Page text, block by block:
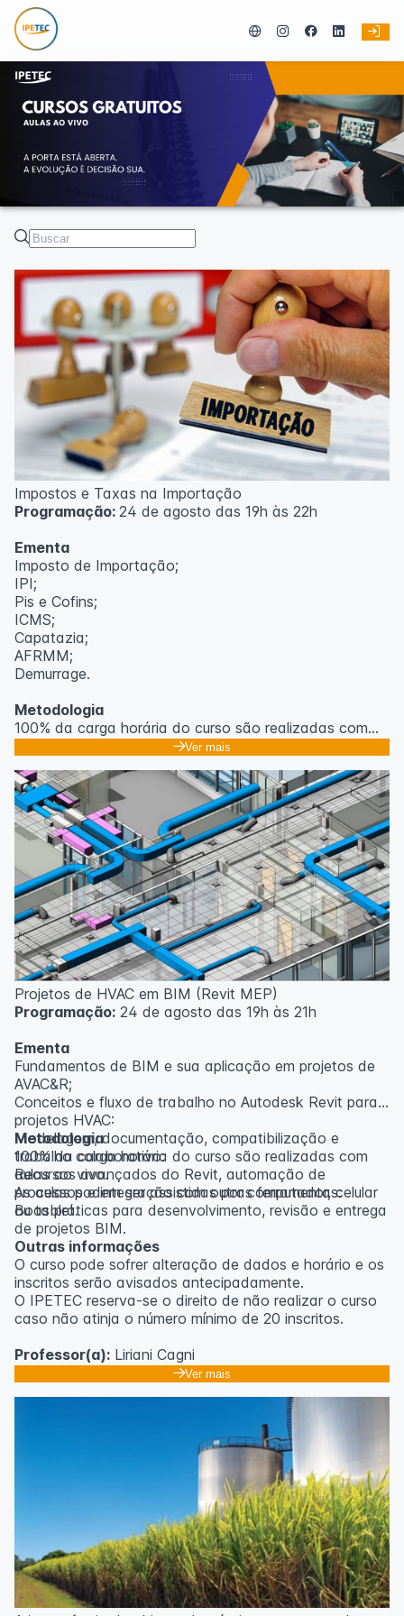
Impostos e Taxas na Importação
Programação: 24 de agosto das 19h às 22h
Ementa
Imposto de Importação;
IPI;
Pis e Cofins;
ICMS;
Capatazia;
AFRMM;
Demurrage.
Metodologia
100% da carga horária do curso são realizadas com
ou tablet.
Outras informações
O curso pode sofrer alteração de dados e horário e os
inscritos serão avisados ​​antecipadamente.
O IPETEC reserva-se o direito de não realizar o curso
caso não atinja o número mínimo de 20 inscritos.
Professor(a):Gabriel Damasceno
Ver mais
Projetos de HVAC em BIM (Revit MEP)
Programação: 24 de agosto das 19h às 21h
Ementa
Fundamentos de BIM e sua aplicação em projetos de
AVAC&R;
Conceitos e fluxo de trabalho no Autodesk Revit para
projetos HVAC:
Modelagem, documentação, compatibilização e
trabalho colaborativo:
Recursos avançados do Revit, automação de
processos e integração com outras ferramentas:
Boas práticas para desenvolvimento, revisão e entrega
de projetos BIM.
Metodologia
100% da carga horária do curso são realizadas com
aulas ao vivo.
As aulas podem ser assistidas por computador, celular
ou tablet.
Outras informações
O curso pode sofrer alteração de dados e horário e os
inscritos serão avisados ​​antecipadamente.
O IPETEC reserva-se o direito de não realizar o curso
caso não atinja o número mínimo de 20 inscritos.
Professor(a): Liriani Cagni
Ver mais